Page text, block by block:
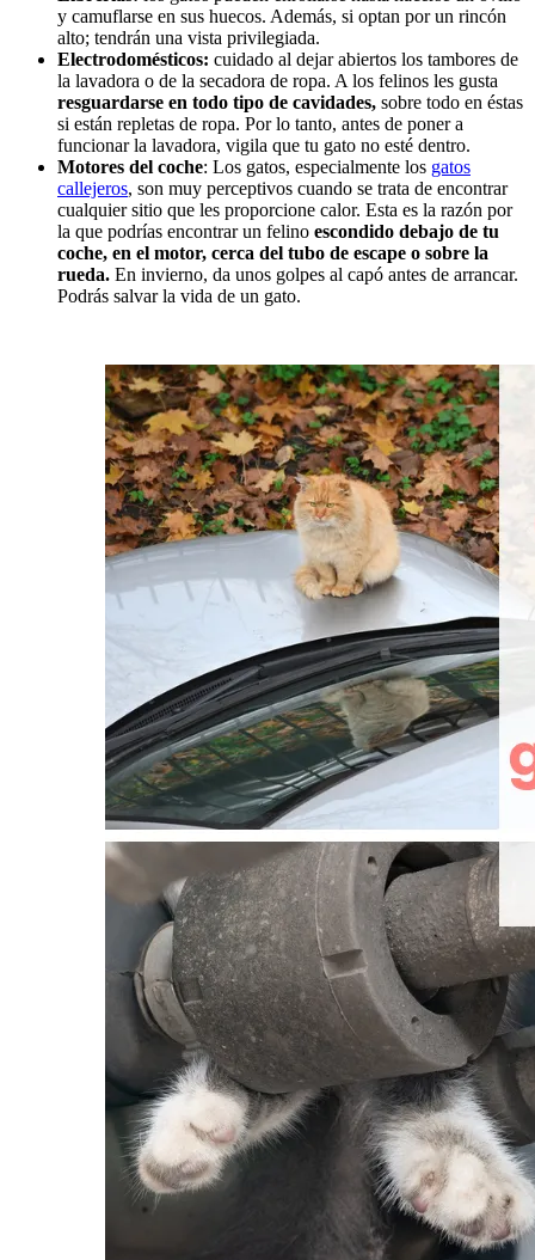
y camuflarse en sus huecos. Además, si optan por un rincón
alto; tendrán una vista privilegiada.
Electrodomésticos: cuidado al dejar abiertos los tambores de
la lavadora o de la secadora de ropa. A los felinos les gusta
resguardarse en todo tipo de cavidades, sobre todo en éstas
si están repletas de ropa. Por lo tanto, antes de poner a
funcionar la lavadora, vigila que tu gato no esté dentro.
Motores del coche: Los gatos, especialmente los gatos
callejeros, son muy perceptivos cuando se trata de encontrar
cualquier sitio que les proporcione calor. Esta es la razón por
la que podrías encontrar un felino escondido debajo de tu
coche, en el motor, cerca del tubo de escape o sobre la
rueda. En invierno, da unos golpes al capó antes de arrancar.
Podrás salvar la vida de un gato.